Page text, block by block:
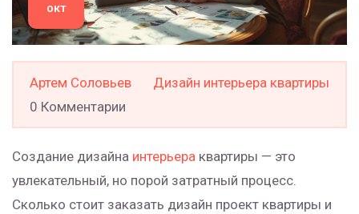
окт
Артем Соловьев
Дизайн интерьера квартиры
0 Комментарии
Создание дизайна интерьера квартиры — это
увлекательный, но порой затратный процесс.
Сколько стоит заказать дизайн проект квартиры и